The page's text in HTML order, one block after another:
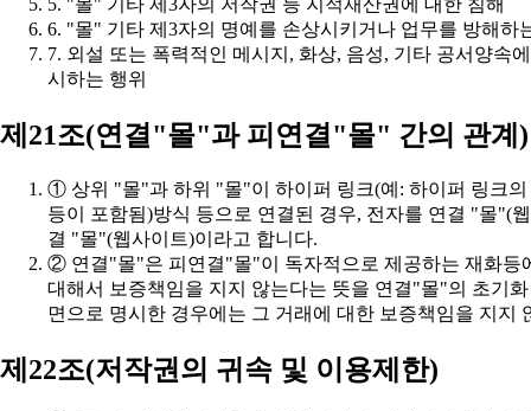
5. "몰" 기타 제3자의 저작권 등 지적재산권에 대한 침해
6. "몰" 기타 제3자의 명예를 손상시키거나 업무를 방해하
시하는 행위
제21조(연결"몰"과 피연결"몰" 간의 관계)
결 "몰"(웹사이트)이라고 합니다.
면으로 명시한 경우에는 그 거래에 대한 보증책임을 지지
제22조(저작권의 귀속 및 이용제한)